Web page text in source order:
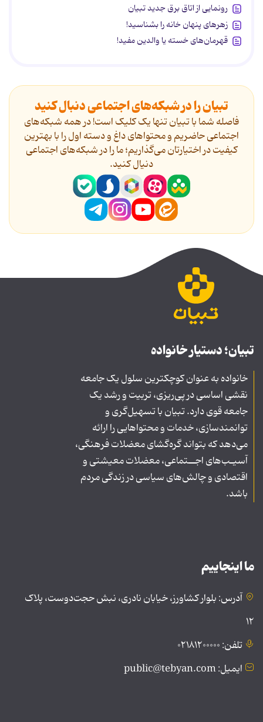
رونمایی از اتاق برق جدید تبیان
زهرهای پنهان خانه را بشناسید!
قهرمان‌های خسته یا والدین مفید!
تبیان را در شبکه‌های اجتماعی دنبال کنید
فاصله شما با تبیان تنها یک کلیک است! در همه شبکه‌های
اجتماعی حاضریم و محتواهای داغ و دسته اول را با بهترین
کیفیت در اختیارتان می‌گذاریم؛ ما را در شبکه‌های اجتماعی
دنیال کنید.
تبیان؛ دستیار خانواده
خانواده به عنوان کوچکترین سلول یک جامعه
نقشی اساسی در پی‌ریزی، تربیت و رشد یک
جامعه قوی دارد. تبیان با تسهیل‌گری و
توانمندسازی، خدمات و محتواهایی را ارائه
می‌دهد که بتواند گره‌گشای معضلات فرهنگی،
آسیـب‌های اجــتماعی، معضلات معیشتی و
اقتصادی و چالش‌های سیاسی در زندگی مردم
باشد.
ما اینجاییم
آدرس: بلوار کشاورز، خیابان نادری، نبش حجت‌دوست، پلاک
۱۲
تلفن: ۰۲۱۸۱۲۰۰۰۰۰
ایمیل: public@tebyan.com